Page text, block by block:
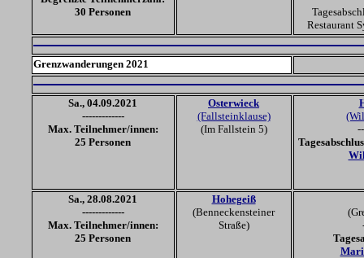
30 Personen
Restaurant
Grenzwanderungen 2021
Sa., 04.09.2021
-------------
Max. Teilnehmer/innen:
25 Personen
Osterwieck
(Fallsteinklause)
(Im Fallstein 5)
Sa., 28.08.2021
-------------
Max. Teilnehmer/innen:
25 Personen
Hohegeiß
(Benneckensteiner
Straße)